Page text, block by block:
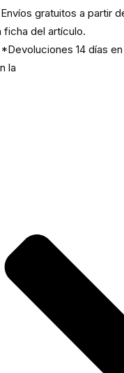
gratuitos a partir
ficha del artículo.
14 días
la